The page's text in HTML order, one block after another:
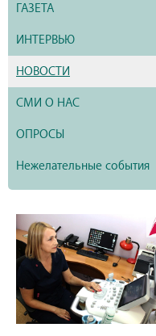
ГАЗЕТА
ИНТЕРВЬЮ
НОВОСТИ
СМИ О НАС
ОПРОСЫ
Нежелательные события